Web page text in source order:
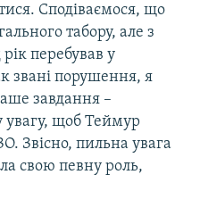
Сподіваємося, що
табору, але з
перебував у
звані порушення, я
завдання –
щоб Теймур
Звісно, пильна увага
свою певну роль,